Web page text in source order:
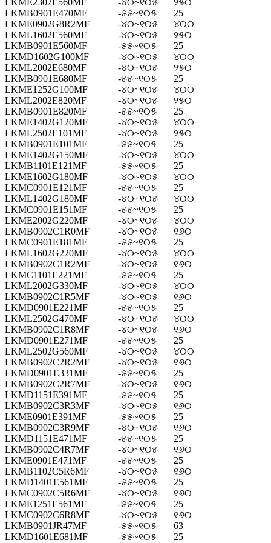
LKME2302E560MF
-୪୦~୧୦୫
୨୫୦
LKMB0901E470MF
-୫୫~୧୦୫
25
LKME0902G8R2MF
-୪୦~୧୦୫
୪୦୦
LKML1602E560MF
-୪୦~୧୦୫
୨୫୦
LKMB0901E560MF
-୫୫~୧୦୫
25
LKMD1602G100MF
-୪୦~୧୦୫
୪୦୦
LKML2002E680MF
-୪୦~୧୦୫
୨୫୦
LKMB0901E680MF
-୫୫~୧୦୫
25
LKME1252G100MF
-୪୦~୧୦୫
୪୦୦
LKML2002E820MF
-୪୦~୧୦୫
୨୫୦
LKMB0901E820MF
-୫୫~୧୦୫
25
LKME1402G120MF
-୪୦~୧୦୫
୪୦୦
LKML2502E101MF
-୪୦~୧୦୫
୨୫୦
LKMB0901E101MF
-୫୫~୧୦୫
25
LKME1402G150MF
-୪୦~୧୦୫
୪୦୦
LKMB1101E121MF
-୫୫~୧୦୫
25
LKME1602G180MF
-୪୦~୧୦୫
୪୦୦
LKMC0901E121MF
-୫୫~୧୦୫
25
LKML1402G180MF
-୪୦~୧୦୫
୪୦୦
LKMC0901E151MF
-୫୫~୧୦୫
25
LKME2002G220MF
-୪୦~୧୦୫
୪୦୦
LKMB0902C1R0MF
-୪୦~୧୦୫
୧୬୦
LKMC0901E181MF
-୫୫~୧୦୫
25
LKML1602G220MF
-୪୦~୧୦୫
୪୦୦
LKMB0902C1R2MF
-୪୦~୧୦୫
୧୬୦
LKMC1101E221MF
-୫୫~୧୦୫
25
LKML2002G330MF
-୪୦~୧୦୫
୪୦୦
LKMB0902C1R5MF
-୪୦~୧୦୫
୧୬୦
LKMD0901E221MF
-୫୫~୧୦୫
25
LKML2502G470MF
-୪୦~୧୦୫
୪୦୦
LKMB0902C1R8MF
-୪୦~୧୦୫
୧୬୦
LKMD0901E271MF
-୫୫~୧୦୫
25
LKML2502G560MF
-୪୦~୧୦୫
୪୦୦
LKMB0902C2R2MF
-୪୦~୧୦୫
୧୬୦
LKMD0901E331MF
-୫୫~୧୦୫
25
LKMB0902C2R7MF
-୪୦~୧୦୫
୧୬୦
LKMD1151E391MF
-୫୫~୧୦୫
25
LKMB0902C3R3MF
-୪୦~୧୦୫
୧୬୦
LKME0901E391MF
-୫୫~୧୦୫
25
LKMB0902C3R9MF
-୪୦~୧୦୫
୧୬୦
LKMD1151E471MF
-୫୫~୧୦୫
25
LKMB0902C4R7MF
-୪୦~୧୦୫
୧୬୦
LKME0901E471MF
-୫୫~୧୦୫
25
LKMB1102C5R6MF
-୪୦~୧୦୫
୧୬୦
LKMD1401E561MF
-୫୫~୧୦୫
25
LKMC0902C5R6MF
-୪୦~୧୦୫
୧୬୦
LKME1251E561MF
-୫୫~୧୦୫
25
LKMC0902C6R8MF
-୪୦~୧୦୫
୧୬୦
LKMB0901JR47MF
-୫୫~୧୦୫
63
LKMD1601E681MF
-୫୫~୧୦୫
25